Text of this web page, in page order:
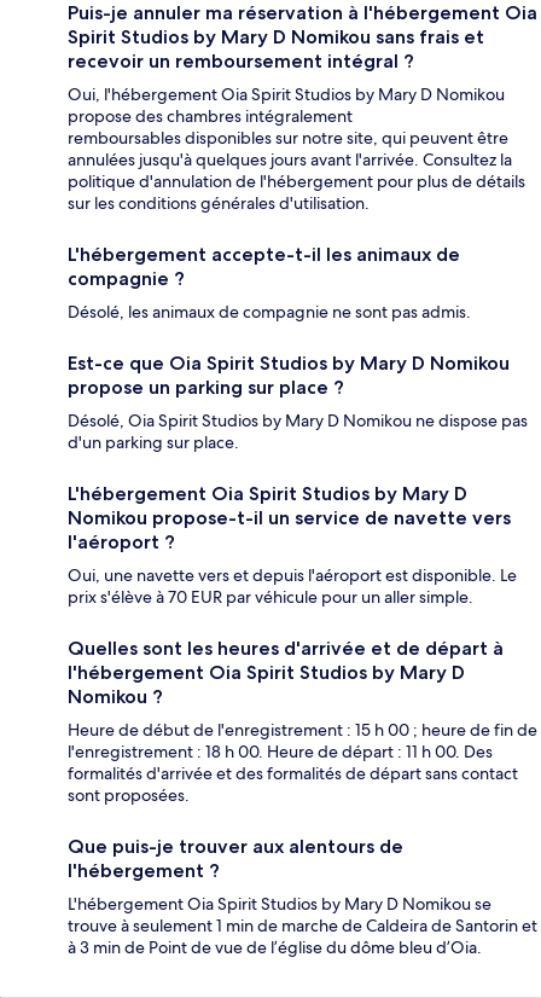
Puis-je annuler ma réservation à l'hébergement Oia
Spirit Studios by Mary D Nomikou sans frais et
recevoir un remboursement intégral ?
Oui, l'hébergement Oia Spirit Studios by Mary D Nomikou
propose des chambres intégralement
remboursables disponibles sur notre site, qui peuvent être
annulées jusqu'à quelques jours avant l'arrivée. Consultez la
politique d'annulation de l'hébergement pour plus de détails
sur les conditions générales d'utilisation.
L'hébergement accepte-t-il les animaux de
compagnie ?
Désolé, les animaux de compagnie ne sont pas admis.
Est-ce que Oia Spirit Studios by Mary D Nomikou
propose un parking sur place ?
Désolé, Oia Spirit Studios by Mary D Nomikou ne dispose pas
d'un parking sur place.
L'hébergement Oia Spirit Studios by Mary D
Nomikou propose-t-il un service de navette vers
l'aéroport ?
Oui, une navette vers et depuis l'aéroport est disponible. Le
prix s'élève à 70 EUR par véhicule pour un aller simple.
Quelles sont les heures d'arrivée et de départ à
l'hébergement Oia Spirit Studios by Mary D
Nomikou ?
Heure de début de l'enregistrement : 15 h 00 ; heure de fin de
l'enregistrement : 18 h 00. Heure de départ : 11 h 00. Des
formalités d'arrivée et des formalités de départ sans contact
sont proposées.
Que puis-je trouver aux alentours de
l'hébergement ?
L'hébergement Oia Spirit Studios by Mary D Nomikou se
trouve à seulement 1 min de marche de Caldeira de Santorin et
à 3 min de Point de vue de l’église du dôme bleu d’Oia.